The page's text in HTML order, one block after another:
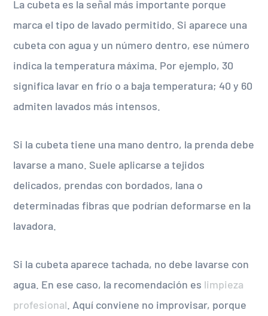
La cubeta es la señal más importante porque
marca el tipo de lavado permitido. Si aparece una
cubeta con agua y un número dentro, ese número
indica la temperatura máxima. Por ejemplo, 30
significa lavar en frío o a baja temperatura; 40 y 60
admiten lavados más intensos.
Si la cubeta tiene una mano dentro, la prenda debe
lavarse a mano. Suele aplicarse a tejidos
delicados, prendas con bordados, lana o
determinadas fibras que podrían deformarse en la
lavadora.
Si la cubeta aparece tachada, no debe lavarse con
agua. En ese caso, la recomendación es limpieza
profesional . Aquí conviene no improvisar, porque